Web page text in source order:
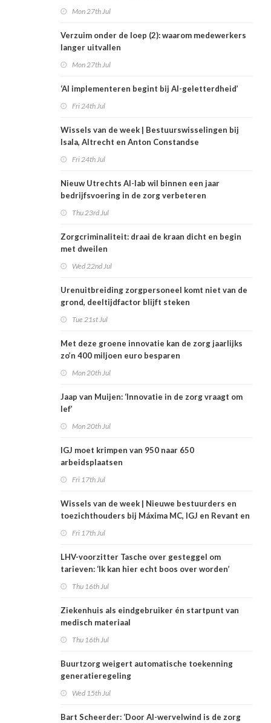
Mon 27th Jul
Verzuim onder de loep (2): waarom medewerkers
langer uitvallen
Mon 27th Jul
‘AI implementeren begint bij AI-geletterdheid’
Fri 24th Jul
Wissels van de week | Bestuurswisselingen bij
Isala, Altrecht en Anton Constandse
Fri 24th Jul
Nieuw Utrechts AI-lab wil binnen een jaar
bedrijfsvoering in de zorg verbeteren
Thu 23rd Jul
Zorgcriminaliteit: draai de kraan dicht en begin
met dweilen
Wed 22nd Jul
Urenuitbreiding zorgpersoneel komt niet van de
grond, deeltijdfactor blijft steken
Tue 21st Jul
Met deze groene innovatie kan de zorg jaarlijks
zo’n 400 miljoen euro besparen
Mon 20th Jul
Jaap van Muijen: ‘Innovatie in de zorg vraagt om
lef’
Mon 20th Jul
IGJ moet krimpen van 950 naar 650
arbeidsplaatsen
Fri 17th Jul
Wissels van de week | Nieuwe bestuurders en
toezichthouders bij Máxima MC, IGJ en Revant en
Fri 17th Jul
LHV-voorzitter Tasche over gesteggel om
tarieven: ‘Ik kan hier echt boos over worden’
Thu 16th Jul
Ziekenhuis als eindgebruiker én startpunt van
medisch materiaal
Thu 16th Jul
Buurtzorg weigert automatische toekenning
generatieregeling
Wed 15th Jul
Bart Scheerder: ‘Door AI-wervelwind is de zorg